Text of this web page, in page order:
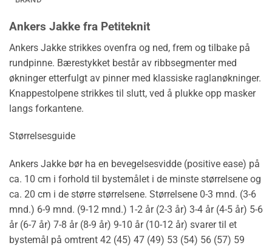
Ankers Jakke fra Petiteknit
Ankers Jakke strikkes ovenfra og ned, frem og tilbake på
rundpinne. Bærestykket består av ribbsegmenter med
økninger etterfulgt av pinner med klassiske raglanøkninger.
Knappestolpene strikkes til slutt, ved å plukke opp masker
langs forkantene.
Størrelsesguide
Ankers Jakke bør ha en bevegelsesvidde (positive ease) på
ca. 10 cm i forhold til bystemålet i de minste størrelsene og
ca. 20 cm i de større størrelsene. Størrelsene 0-3 mnd. (3-6
mnd.) 6-9 mnd. (9-12 mnd.) 1-2 år (2-3 år) 3-4 år (4-5 år) 5-6
år (6-7 år) 7-8 år (8-9 år) 9-10 år (10-12 år) svarer til et
bystemål på omtrent 42 (45) 47 (49) 53 (54) 56 (57) 59